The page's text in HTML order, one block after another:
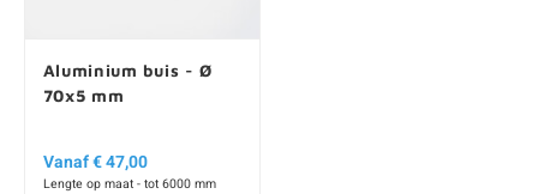
Aluminium buis - Ø
70x5 mm
Vanaf € 47,00
Lengte op maat - tot 6000 mm